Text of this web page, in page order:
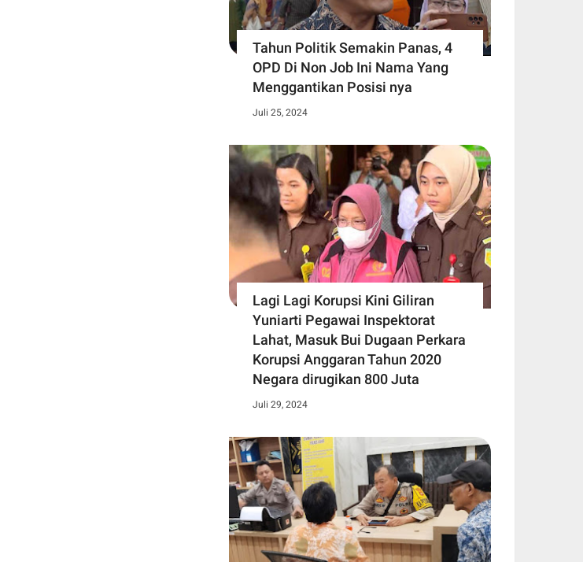
Tahun Politik Semakin Panas, 4
OPD Di Non Job Ini Nama Yang
Menggantikan Posisi nya
Juli 25, 2024
Lagi Lagi Korupsi Kini Giliran
Yuniarti Pegawai Inspektorat
Lahat, Masuk Bui Dugaan Perkara
Korupsi Anggaran Tahun 2020
Negara dirugikan 800 Juta
Juli 29, 2024